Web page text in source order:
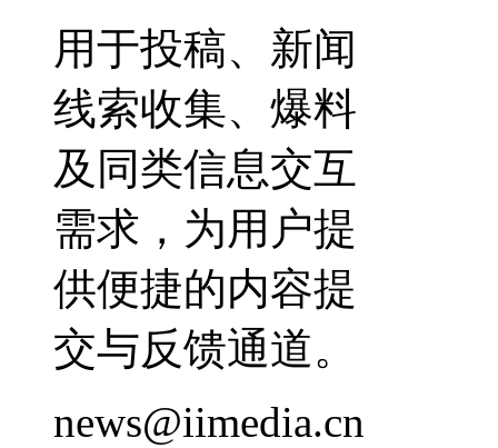
用于投稿、新闻
线索收集、爆料
及同类信息交互
需求，为用户提
供便捷的内容提
交与反馈通道。
news@iimedia.cn